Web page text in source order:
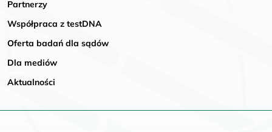
Partnerzy
Współpraca z testDNA
Oferta badań dla sądów
Dla mediów
Aktualności